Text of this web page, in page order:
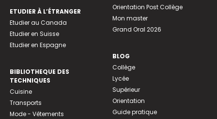
ETUDIER À L’ÉTRANGER
Etudier au Canada
Etudier en Suisse
Etudier en Espagne
BIBLIOTHEQUE DES
TECHNIQUES
Cuisine
Transports
Mode - Vêtements
Orientation Post Collège
Mon master
Grand Oral 2026
BLOG
Collège
Lycée
Supérieur
Orientation
Guide pratique